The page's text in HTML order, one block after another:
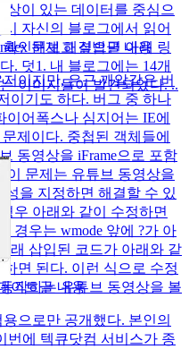
상이 있는 데이터를 중심으
자신의 블로그에서 읽어
인해보고 싶으면 아래 링
. 덧1. 내 블로그에는 14개
이미지들이 발견되었다. ..
문제 해결법글 내용
이지만, 은근 깨알같은 버
이기도 하다. 버그 중 하나
어폭스나 심지어는 IE에
제이다. 중첩된 객체들에
동영상을 iFrame으로 포함
이 문제는 유튜브 동영상을
성을 지정하면 해결할 수 있
우 아래와 같이 수정하면
경우는 wmode 앞에 ?가 아
래 삽입된 코드가 아래와 같
하면 된다. 이런 식으로 수정
작하는 유튜브 동영상을 볼
이트글 내용
으로만 공개했다. 본인의
번에 텍큐닷컴 서비스가 종